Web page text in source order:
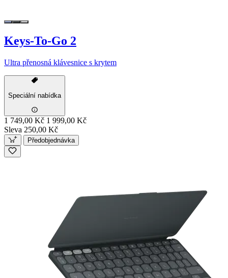
Keys-To-Go 2
Ultra přenosná klávesnice s krytem
Speciální nabídka
1 749,00 Kč 1 999,00 Kč
Sleva 250,00 Kč
Předobjednávka